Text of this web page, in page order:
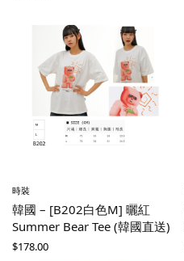
時裝
韓國 – [B202白色M] 曬紅
Summer Bear Tee (韓國直送)
$178.00